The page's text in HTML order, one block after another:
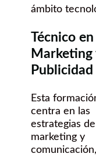
ámbito
Técnico en
Marketing
Publicidad
Esta
centra en las
estrategias de
marketing y
comunicación,